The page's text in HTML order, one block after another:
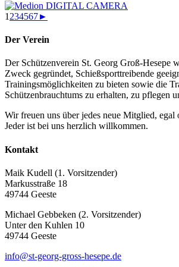
1 234567►
Der Verein
Der Schützenverein St. Georg Groß-Hesepe
Zweck gegründet, Schießsporttreibende
Trainingsmöglichkeiten zu bieten sowie die
Schützenbrauchtums zu erhalten, zu pflegen
Wir freuen uns über jedes neue Mitglied, egal
Jeder ist bei uns herzlich willkommen.
Kontakt
Maik Kudell (1. Vorsitzender)
Markusstraße 18
49744 Geeste
Michael Gebbeken (2. Vorsitzender)
Unter den Kuhlen 10
49744 Geeste
info@st-georg-gross-hesepe.de